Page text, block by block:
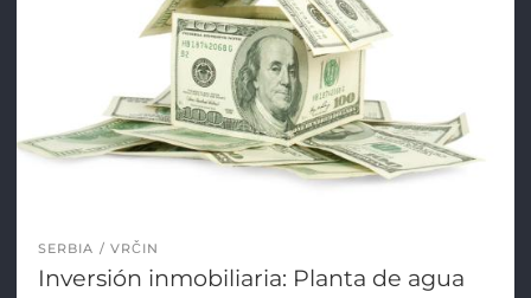
SERBIA VRČIN
Inversión inmobiliaria: Planta de agua